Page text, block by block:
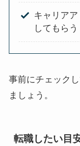
キャリア
してもらう
事前にチェック
ましょう。
転職したい目